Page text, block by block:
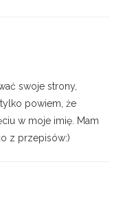
swoje strony,
powiem, że
w moje imię. Mam
z przepisów:)